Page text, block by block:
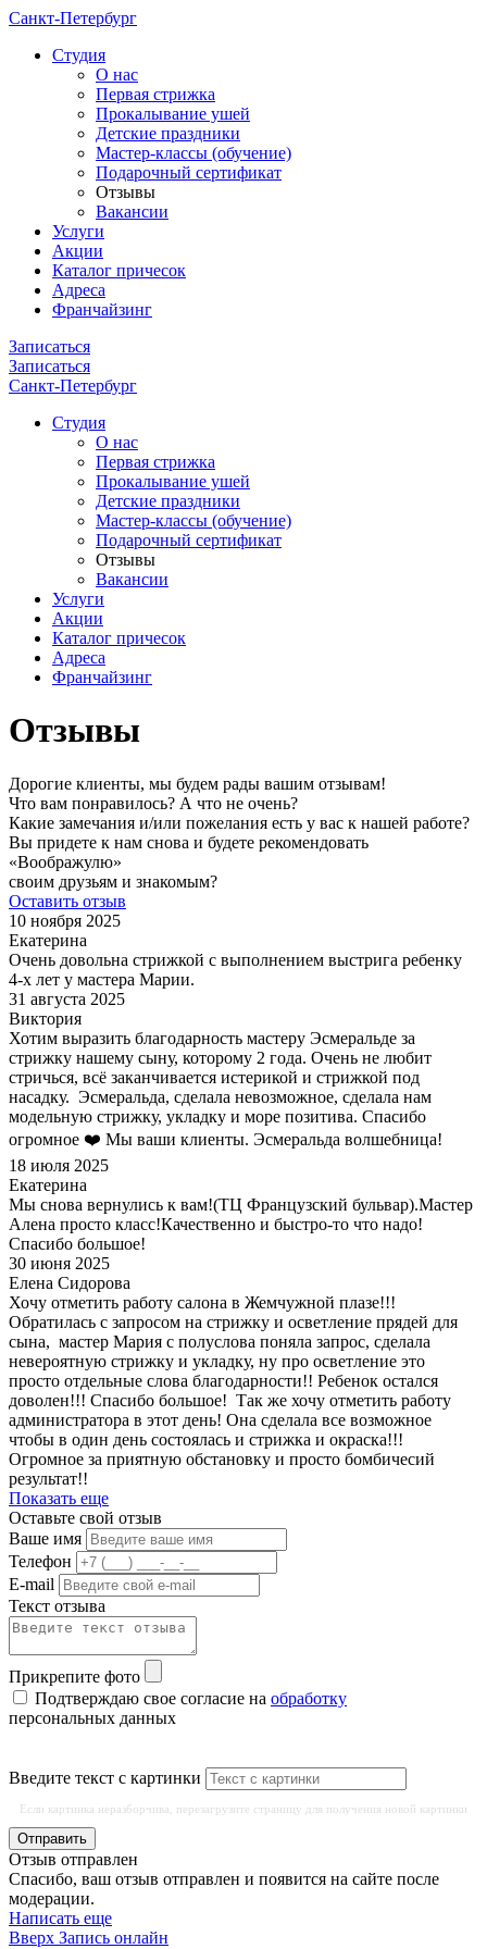
Санкт-Петербург
Cтудия
О нас
Первая стрижка
Прокалывание ушей
Детские праздники
Мастер-классы (обучение)
Подарочный сертификат
Отзывы
Вакансии
Услуги
Акции
Каталог причесок
Адреса
Франчайзинг
Записаться
Записаться
Санкт-Петербург
Cтудия
О нас
Первая стрижка
Прокалывание ушей
Детские праздники
Мастер-классы (обучение)
Подарочный сертификат
Отзывы
Вакансии
Услуги
Акции
Каталог причесок
Адреса
Франчайзинг
Отзывы
Дорогие клиенты, мы будем рады вашим отзывам!
Что вам понравилось? А что не очень?
Какие замечания и/или пожелания есть у вас к нашей работе?
Вы придете к нам снова и будете рекомендовать
«Воображулю»
своим друзьям и знакомым?
Оставить отзыв
10 ноября 2025
Екатерина
Очень довольна стрижкой с выполнением выстрига ребенку
4-х лет у мастера Марии.
31 августа 2025
Виктория
Хотим выразить благодарность мастеру Эсмеральде за
стрижку нашему сыну, которому 2 года. Очень не любит
стричься, всё заканчивается истерикой и стрижкой под
насадку. Эсмеральда, сделала невозможное, сделала нам
модельную стрижку, укладку и море позитива. Спасибо
огромное ❤️ Мы ваши клиенты. Эсмеральда волшебница!
18 июля 2025
Екатерина
Мы снова вернулись к вам!(ТЦ Французский бульвар).Мастер
Алена просто класс!Качественно и быстро-то что надо!
Спасибо большое!
30 июня 2025
Елена Сидорова
Хочу отметить работу салона в Жемчужной плазе!!!
Обратилась с запросом на стрижку и осветление прядей для
сына, мастер Мария с полуслова поняла запрос, сделала
невероятную стрижку и укладку, ну про осветление это
просто отдельные слова благодарности!! Ребенок остался
доволен!!! Спасибо большое! Так же хочу отметить работу
администратора в этот день! Она сделала все возможное
чтобы в один день состоялась и стрижка и окраска!!!
Огромное за приятную обстановку и просто бомбичесий
результат!!
Показать еще
Оставьте свой отзыв
Ваше имя
Телефон
E-mail
Текст отзыва
Прикрепите фото
Подтверждаю свое согласие на обработку
персональных данных
Введите текст с картинки
Если картинка неразборчива, перезагрузите страницу для получения новой картинки
Отправить
Отзыв отправлен
Спасибо, ваш отзыв отправлен и появится на сайте после
модерации.
Написать еще
Вверх Запись онлайн